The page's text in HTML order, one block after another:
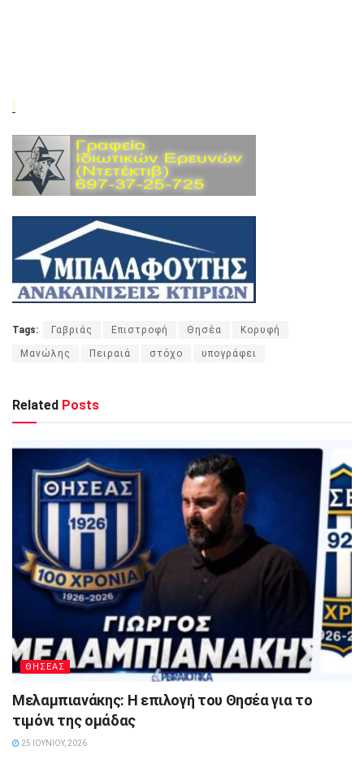
Tags: Γαβριάς Επιστροφή Θησέα Κορυφή
Μανώλης Πειραιά στόχο υπογράφει
Related Posts
ΘΗΣΕΑΣ
Μελαμπιανάκης: Η επιλογή του Θησέα για το
τιμόνι της ομάδας
25 ΙΟΥΝΊΟΥ, 2026